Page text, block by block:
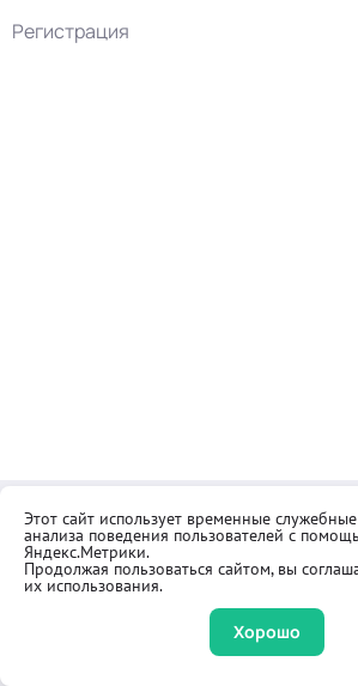
Регистрация
Контакты
Как купить
Общественная
Реквизиты
Оферта
Правила продажи
Этот сайт использует временные
анализа поведения пользователей с
Яндекс.Метрики.
Продолжая пользоваться сайтом, вы
их использования.
Хорошо